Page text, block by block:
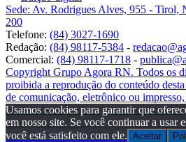
Sede: Av. Rodrigues Alves, 955 - Tirol,
200
Telefone: (84) 3027-1690
Redação: (84) 98117-5384 -
Comercial: (84) 98117-1718 -
Copyright Grupo Agora RN. Todos os
proibida a reprodução do conteúdo
de comunicação, eletrônico ou
Usamos cookies para garantir que
em nosso site. Se você continuar a usar
você está satisfeito com ele. Aceitar